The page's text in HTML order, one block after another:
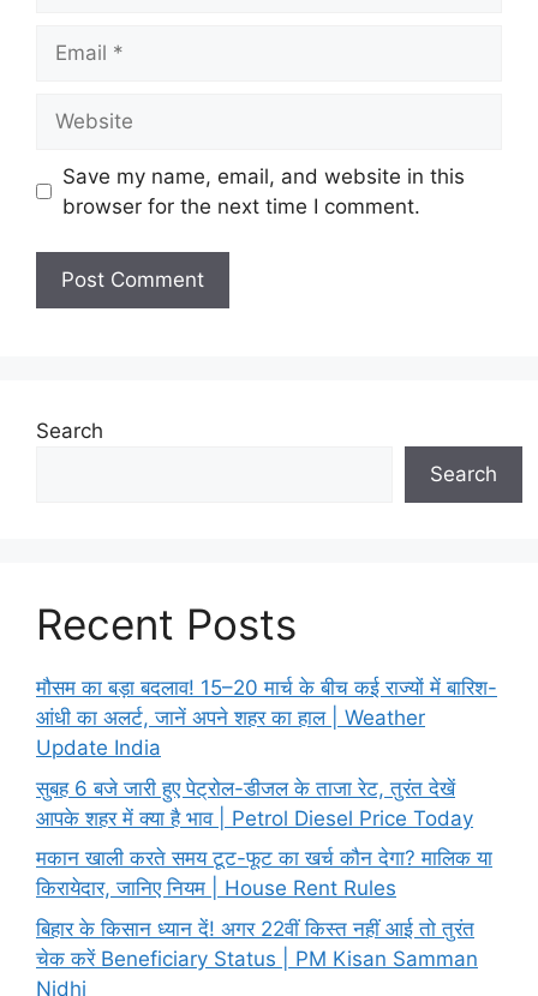
Save my name, email, and website in this
browser for the next time I comment.
Search
Search
Recent Posts
मौसम का बड़ा बदलाव! 15–20 मार्च के बीच कई राज्यों में बारिश-
आंधी का अलर्ट, जानें अपने शहर का हाल | Weather
Update India
सुबह 6 बजे जारी हुए पेट्रोल-डीजल के ताजा रेट, तुरंत देखें
आपके शहर में क्या है भाव | Petrol Diesel Price Today
मकान खाली करते समय टूट-फूट का खर्च कौन देगा? मालिक या
किरायेदार, जानिए नियम | House Rent Rules
बिहार के किसान ध्यान दें! अगर 22वीं किस्त नहीं आई तो तुरंत
चेक करें Beneficiary Status | PM Kisan Samman
Nidhi